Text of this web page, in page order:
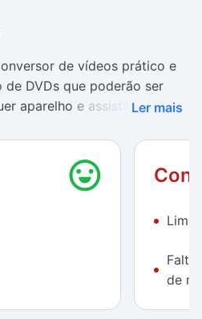
de vídeos prático e
DVDs que poderão ser
aparelho e assistidos na
e criar suas próprias
a utilizar esse
quiser. Já os temas para
projetos possuem poucas
pouco a desejar, pois
Ler mais
de